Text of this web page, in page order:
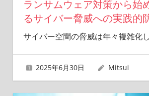
ランサムウェア対策から始
るサイバー脅威への実践的
サイバー空間の脅威は年々複雑化
2025年6月30日 Mitsui